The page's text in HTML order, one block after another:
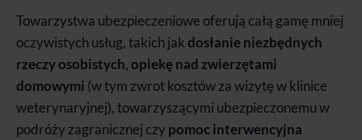
Towarzystwa ubezpieczeniowe oferują całą gamę mniej
oczywistych usług, takich jakdosłanie niezbędnych
rzeczy osobistych, opiekę nad zwierzętami
domowymi (w tym zwrot kosztów za wizytę w klinice
weterynaryjnej), towarzyszącymi ubezpieczonemu w
podróży zagranicznej czy pomoc interwencyjna